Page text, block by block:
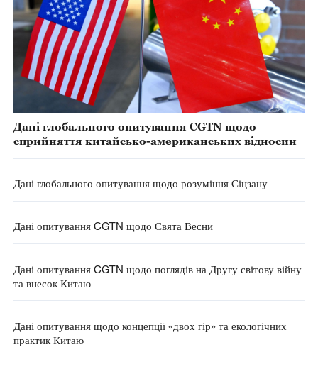
Дані глобального опитування CGTN щодо
сприйняття китайсько-американських відносин
Дані глобального опитування щодо розуміння Сіцзану
Дані опитування CGTN щодо Свята Весни
Дані опитування CGTN щодо поглядів на Другу світову війну
та внесок Китаю
Дані опитування щодо концепції «двох гір» та екологічних
практик Китаю